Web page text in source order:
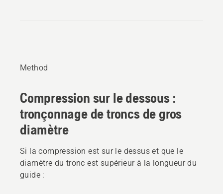
Method
Compression sur le dessous :
tronçonnage de troncs de gros
diamètre
Si la compression est sur le dessus et que le
diamètre du tronc est supérieur à la longueur du
guide :